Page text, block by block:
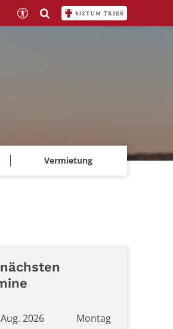
Vermietung
Montag
Aug. 2026